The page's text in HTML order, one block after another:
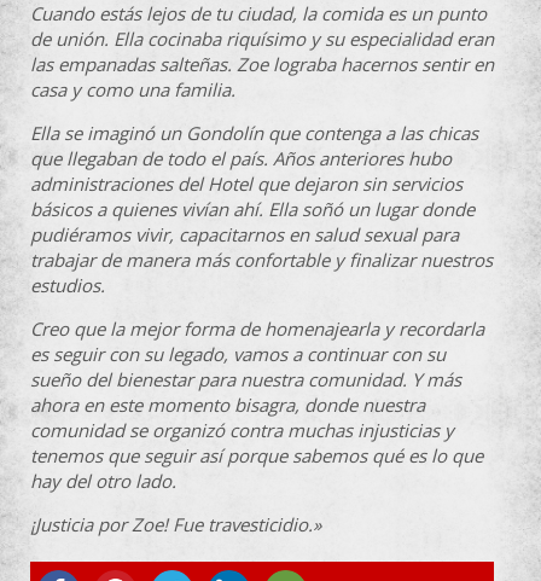
Cuando estás lejos de tu ciudad, la comida es un punto
de unión. Ella cocinaba riquísimo y su especialidad eran
las empanadas salteñas. Zoe lograba hacernos sentir en
casa y como una familia.
Ella se imaginó un Gondolín que contenga a las chicas
que llegaban de todo el país. Años anteriores hubo
administraciones del Hotel que dejaron sin servicios
básicos a quienes vivían ahí. Ella soñó un lugar donde
pudiéramos vivir, capacitarnos en salud sexual para
trabajar de manera más confortable y finalizar nuestros
estudios.
Creo que la mejor forma de homenajearla y recordarla
es seguir con su legado, vamos a continuar con su
sueño del bienestar para nuestra comunidad. Y más
ahora en este momento bisagra, donde nuestra
comunidad se organizó contra muchas injusticias y
tenemos que seguir así porque sabemos qué es lo que
hay del otro lado.
¡Justicia por Zoe! Fue travesticidio.»